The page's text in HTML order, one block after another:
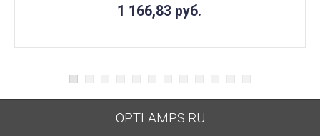
1 166,83 руб.
OPTLAMPS.RU